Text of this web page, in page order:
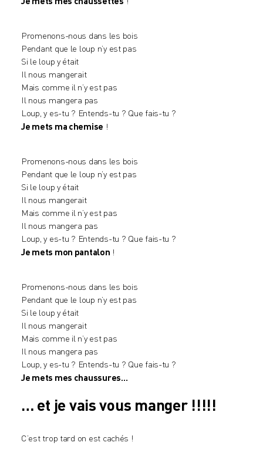
Promenons-nous dans les bois
Pendant que le loup n’y est pas
Si le loup y était
Il nous mangerait
Mais comme il n’y est pas
Il nous mangera pas
Loup, y es-tu ? Entends-tu ? Que fais-tu ?
Je mets ma chemise !
Promenons-nous dans les bois
Pendant que le loup n’y est pas
Si le loup y était
Il nous mangerait
Mais comme il n’y est pas
Il nous mangera pas
Loup, y es-tu ? Entends-tu ? Que fais-tu ?
Je mets mon pantalon !
Promenons-nous dans les bois
Pendant que le loup n’y est pas
Si le loup y était
Il nous mangerait
Mais comme il n’y est pas
Il nous mangera pas
Loup, y es-tu ? Entends-tu ? Que fais-tu ?
Je mets mes chaussures…
… et je vais vous manger !!!!!
C’est trop tard on est cachés !